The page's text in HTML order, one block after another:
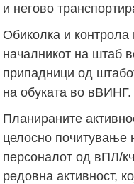
и негово
Обиколка и контрола
началникот на штаб
припадници од
на обуката во вВИНГ.
Планираните
целосно почитување
персоналот од вПЛ/
редовна активност,